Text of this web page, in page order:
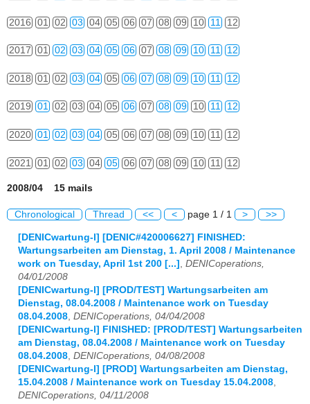
2016 01 02 03 04 05 06 07 08 09 10 11 12
2017 01 02 03 04 05 06 07 08 09 10 11 12
2018 01 02 03 04 05 06 07 08 09 10 11 12
2019 01 02 03 04 05 06 07 08 09 10 11 12
2020 01 02 03 04 05 06 07 08 09 10 11 12
2021 01 02 03 04 05 06 07 08 09 10 11 12
2008/04 15 mails
Chronological Thread << < page 1 / 1 > >>
[DENICwartung-l] [DENIC#420006627] FINISHED:
Wartungsarbeiten am Dienstag, 1. April 2008 / Maintenance
work on Tuesday, April 1st 200 [...] DENICoperations,
04/01/2008
[DENICwartung-l] [PROD/TEST] Wartungsarbeiten am
Dienstag, 08.04.2008 / Maintenance work on Tuesday
08.04.2008 DENICoperations, 04/04/2008
[DENICwartung-l] FINISHED: [PROD/TEST] Wartungsarbeiten
am Dienstag, 08.04.2008 / Maintenance work on Tuesday
08.04.2008 DENICoperations, 04/08/2008
[DENICwartung-l] [PROD] Wartungsarbeiten am Dienstag,
15.04.2008 / Maintenance work on Tuesday 15.04.2008
DENICoperations, 04/11/2008